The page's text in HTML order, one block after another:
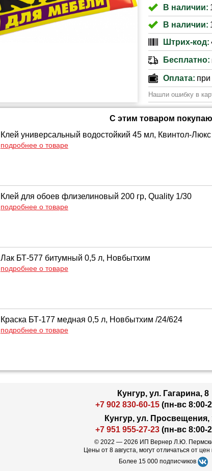
В наличии:
В наличии:
Штрих-код:
Бесплатно:
Оплата:
Нашли ошибку в
С этим товаром
Клей универсальный водостойкий 45 мл, Квинтол-Люкс
подробнее о товаре
Клей для обоев флизелиновый 200 гр, Quality 1/30
подробнее о товаре
Лак БТ-577 битумный 0,5 л, Новбытхим
подробнее о товаре
Краска БТ-177 медная 0,5 л, Новбытхим /24/624
подробнее о товаре
Кунгур, ул. Гагарина, 8
+7 902 830-60-15 (пн-вс 8:00-
Кунгур, ул. Просвещения,
+7 951 955-27-23 (пн-вс 8:00-
© 2022 — 2026 ИП Вернер Л.Ю.
Цены от 8 августа, могут отличаться от цен
Более 15 000 подписчиков